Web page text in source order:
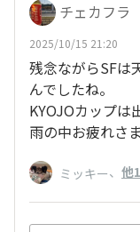
チェカフラ
2025/10/15 21:20
残念ながらSFは
んでしたね。
KYOJOカップは
雨の中お疲れさ
ミッキー、 他